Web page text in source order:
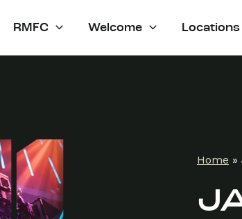
RMFC Welcome Locations
Home »